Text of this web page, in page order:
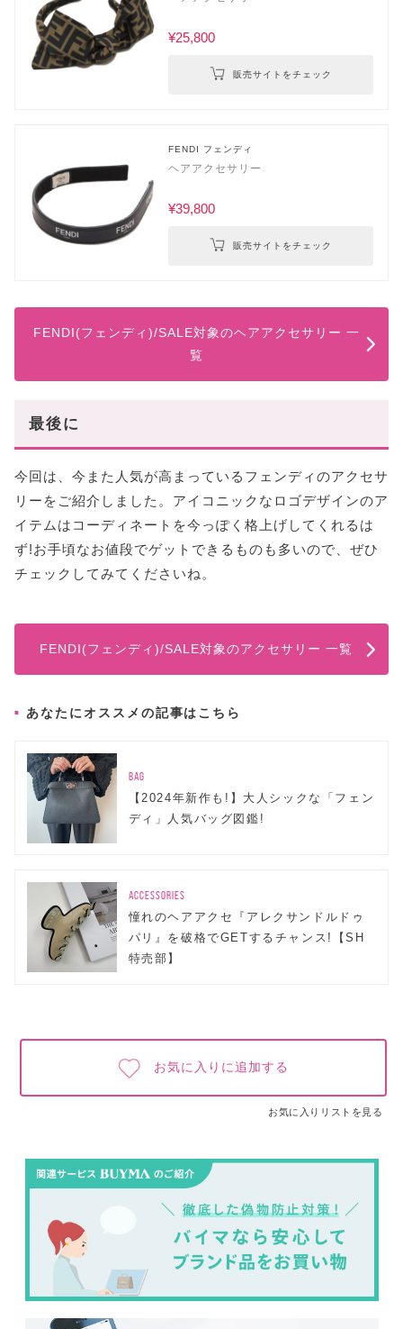
¥25,800
販売サイトをチェック
FENDI フェンディ
ヘアアクセサリー
¥39,800
販売サイトをチェック
FENDI(フェンディ)/SALE対象のヘアアクセサリー 一
覧
最後に
今回は、今また人気が高まっているフェンディのアクセサ
リーをご紹介しました。アイコニックなロゴデザインのア
イテムはコーディネートを今っぽく格上げしてくれるは
ず!お手頃なお値段でゲットできるものも多いので、ぜひ
チェックしてみてくださいね。
FENDI(フェンディ)/SALE対象のアクセサリー 一覧
あなたにオススメの記事はこちら
BAG
【2024年新作も!】大人シックな「フェン
ディ」人気バッグ図鑑!
ACCESSORIES
憧れのヘアアクセ『アレクサンドルドゥ
パリ』を破格でGETするチャンス!【SH
特売部】
お気に入りに追加する
お気に入りリストを見る